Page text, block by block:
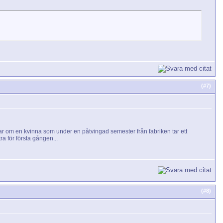
(#7)
om en kvinna som under en påtvingad semester från fabriken tar ett
för första gången...
(#8)